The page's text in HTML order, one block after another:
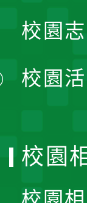
校園
校園
校園